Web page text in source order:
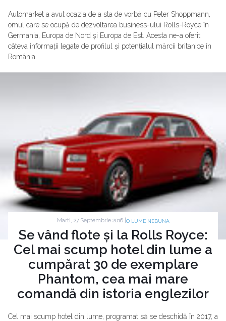
Automarket a avut ocazia de a sta de vorbă cu Peter Shoppmann,
omul care se ocupă de dezvoltarea business-ului Rolls-Royce în
Germania, Europa de Nord și Europa de Est. Acesta ne-a oferit
câteva informații legate de profilul și potențialul mărcii britanice în
România.
Marti, 27 Septembrie 2016 | O LUME NEBUNA
Se vând flote și la Rolls Royce:
Cel mai scump hotel din lume a
cumpărat 30 de exemplare
Phantom, cea mai mare
comandă din istoria englezilor
Cel mai scump hotel din lume, programat să se deschidă în 2017, a